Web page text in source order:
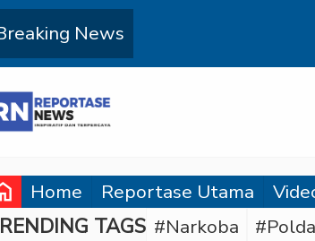
News
Home Reportase Utama
TAGS #Narkoba